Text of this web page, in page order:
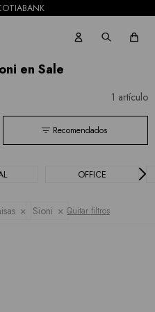
en Sale
1 artículo
Recomendados
OFFICE
Sioni Quitar filtros